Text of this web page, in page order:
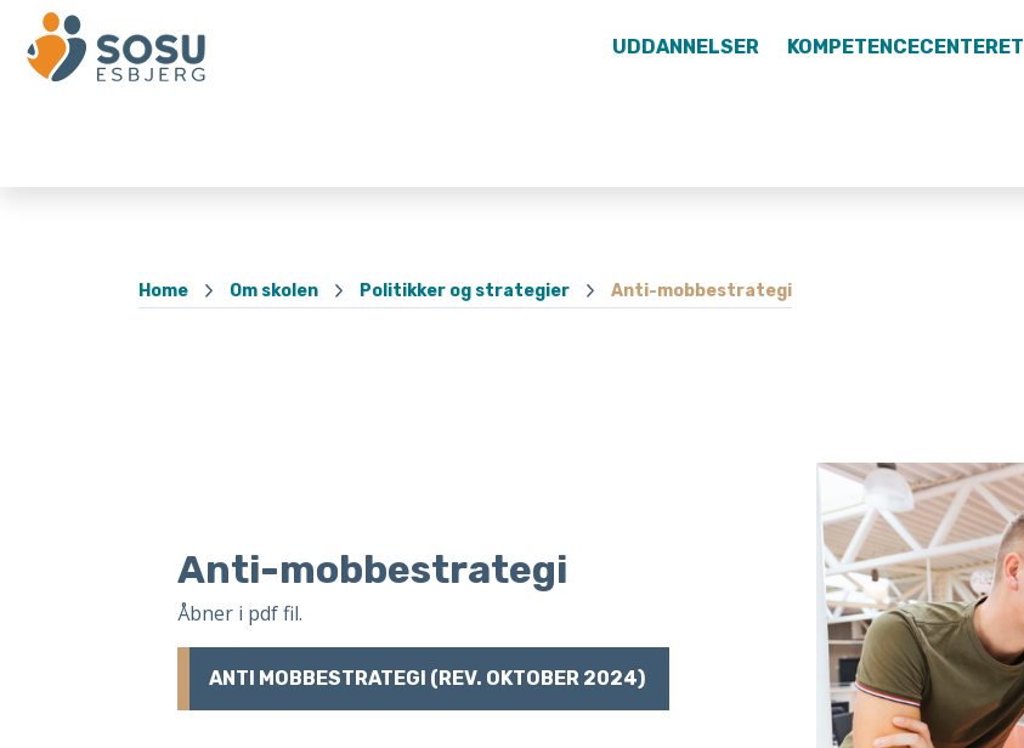
UDDANNELSER KOMPETENCECENTERET
Home Om skolen Politikker og strategier Anti-mobbestrategi
Anti-mobbestrategi
Åbner i pdf fil.
ANTI MOBBESTRATEGI (REV. OKTOBER 2024)